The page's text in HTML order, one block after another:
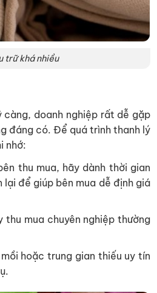
trữ khá nhiều
càng, doanh nghiệp rất dễ gặp
đáng có. Để quá trình thanh lý
nhớ:
thu mua, hãy dành thời gian
để giúp bên mua dễ định giá
thu mua chuyên nghiệp thường
hoặc trung gian thiếu uy tín